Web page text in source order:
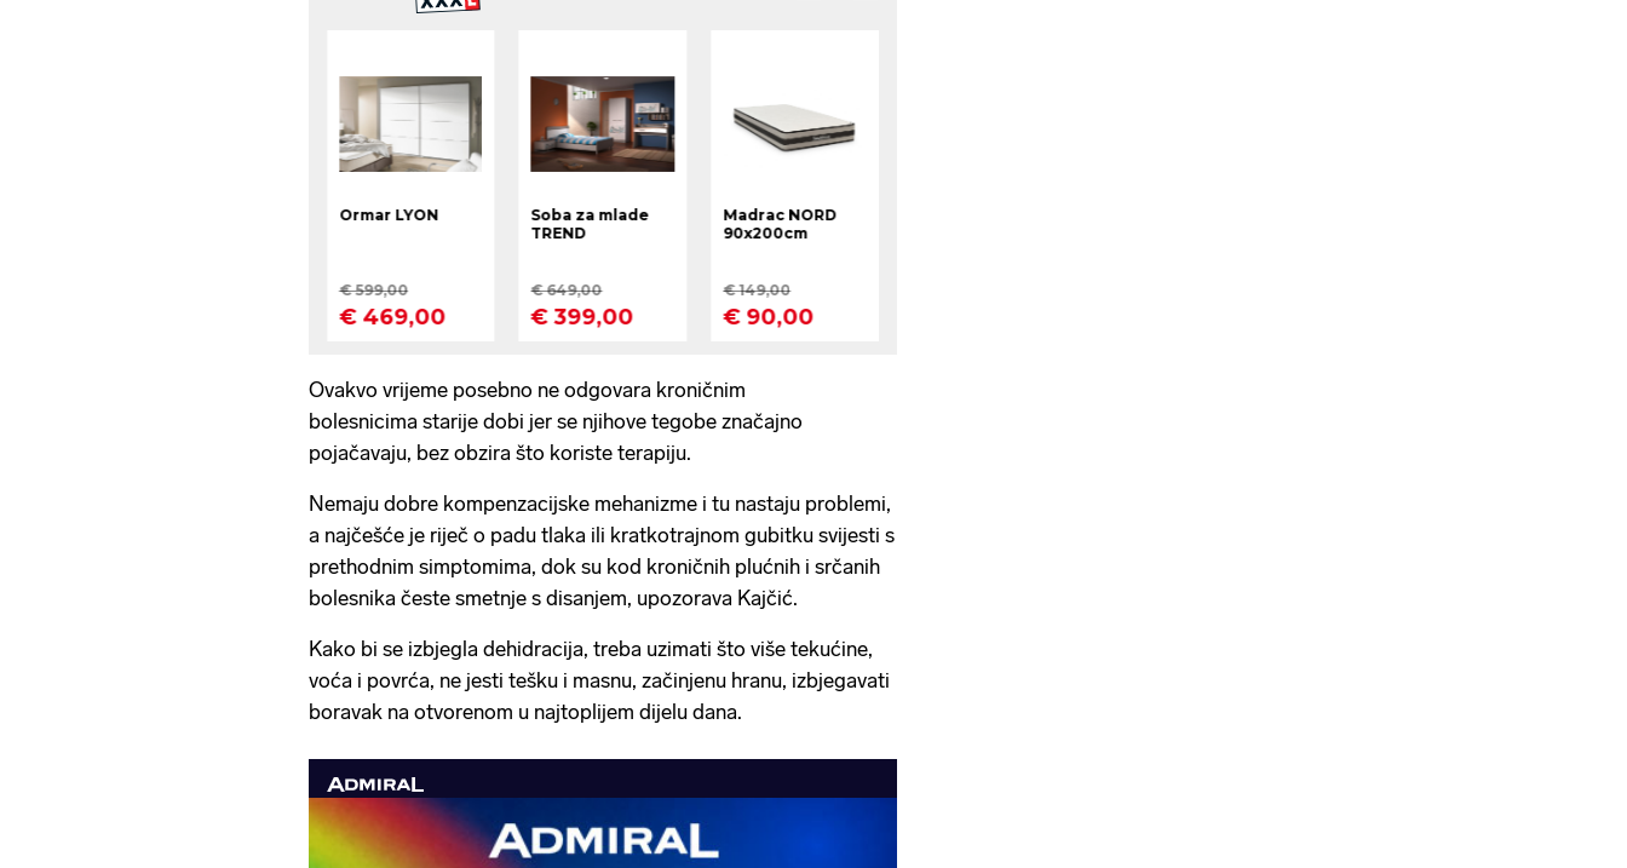
Ovakvo vrijeme posebno ne odgovara kroničnim
bolesnicima starije dobi jer se njihove tegobe značajno
pojačavaju, bez obzira što koriste terapiju.
Nemaju dobre kompenzacijske mehanizme i tu nastaju problemi,
a najčešće je riječ o padu tlaka ili kratkotrajnom gubitku svijesti s
prethodnim simptomima, dok su kod kroničnih plućnih i srčanih
bolesnika česte smetnje s disanjem, upozorava Kajčić.
Kako bi se izbjegla dehidracija, treba uzimati što više tekućine,
voća i povrća, ne jesti tešku i masnu, začinjenu hranu, izbjegavati
boravak na otvorenom u najtoplijem dijelu dana.